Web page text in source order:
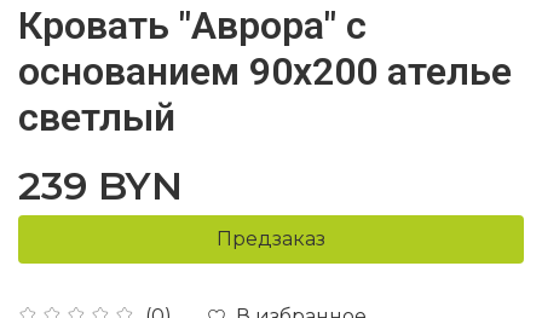
Кровать "Аврора" с
основанием 90х200 ателье
светлый
239 BYN
Предзаказ